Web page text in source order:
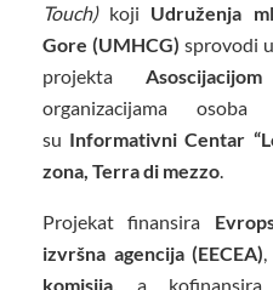
Touch) koji Udruženja
Gore (UMHCG) sprovodi
projekta
organizacijama
su Informativni Centar
zona, Terra di mezzo.
Projekat finansira E
izvršna agencija (EECEA)
komisija, a kofinansira